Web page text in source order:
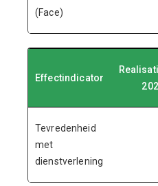
(Face)
Effectindicator
Tevredenheid
met
dienstverlening